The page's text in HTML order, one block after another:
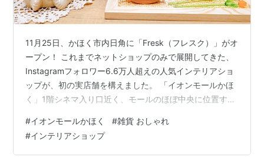
11月25日、かほく市内日角に「Fresk（フレスク）」がオ
ープン！ これまでネットショップのみで展開してきた、
Instagramフォロワー6.6万人超えの人気インテリアショ
ップが、初の実店舗を構えました。 「イオンモールかほ
く」1階シネマ入り口近く、モールのほぼ中央に位置する
ナチュラルな癒し空間を提案するセレクトショップで
す。 コンセプトは、「こころがゆるむ、やさしいインテ
#イオンモールかほく #雑貨 おしゃれ
#インテリアショップ